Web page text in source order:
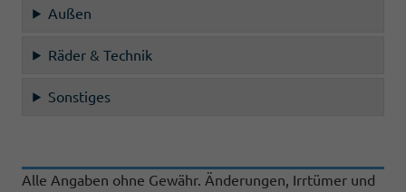
Außen
Räder & Technik
Sonstiges
Alle Angaben ohne Gewähr. Änderungen, Irrtümer und